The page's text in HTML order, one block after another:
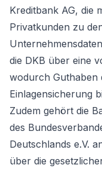
Kreditbank AG, die
Privatkunden zu
die DKB über eine
wodurch Guthaben
Einlagensicherung
Zudem gehört die
des
Deutschlands e.V.
über die